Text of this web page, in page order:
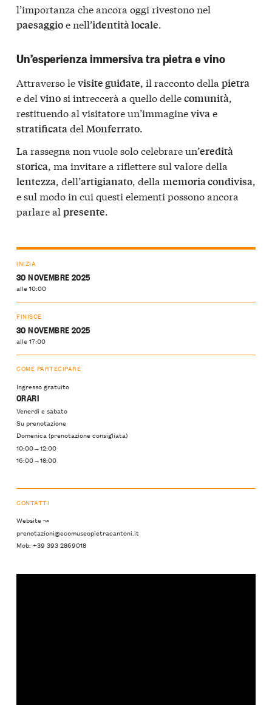
l’importanza che ancora oggi rivestono nel
paesaggioe nell’identità locale.
Un’esperienza immersiva tra pietra e vino
Attraverso levisite guidate, il racconto della pietra
e del vinosi intreccerà a quello dellecomunità,
restituendo al visitatore un’immaginevivae
stratificatadel Monferrato.
La rassegna non vuole solo celebrare un’eredità
storica, ma invitare a riflettere sul valore della
lentezza, dell’artigianato, della memoria condivisa,
e sul modo in cui questi elementi possono ancora
parlare al presente.
INIZIA
30 NOVEMBRE 2025
alle 10:00
FINISCE
30 NOVEMBRE 2025
alle 17:00
COME PARTECIPARE
Ingresso gratuito
ORARI
Venerdì e sabato
Su prenotazione
Domenica (prenotazione consigliata)
10:00→12:00
16:00→18:00
CONTATTI
Website ↝
prenotazioni@ecomuseopietracantoni.it
Mob: +39 393 2869018